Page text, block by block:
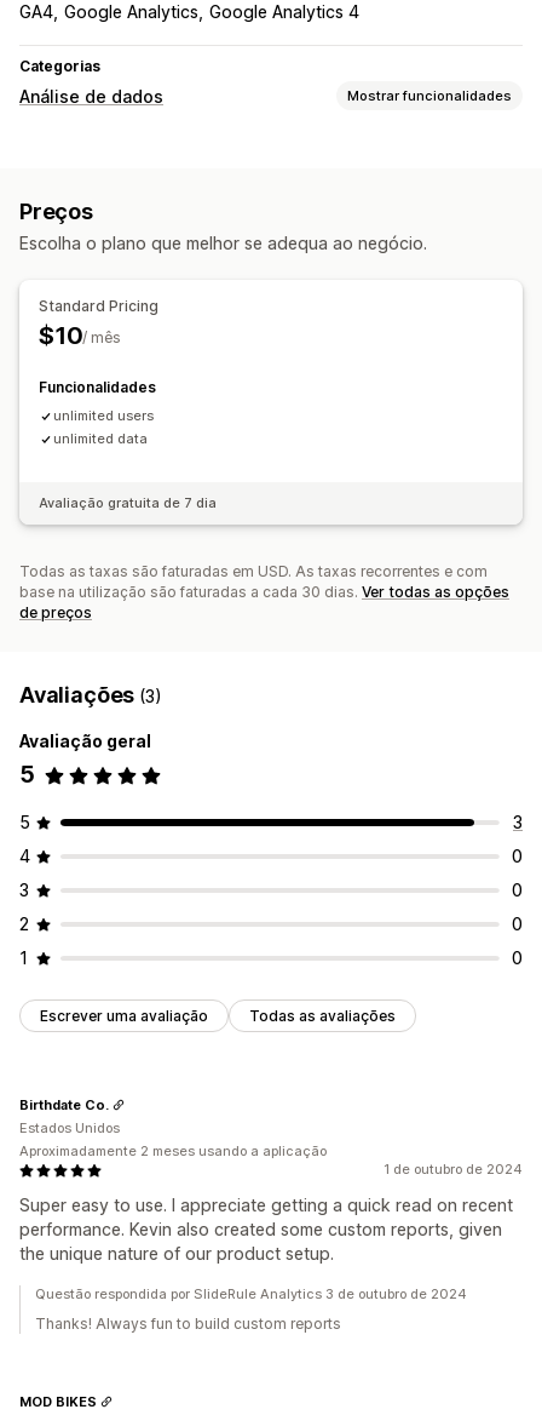
GA4 Google Analytics Google Analytics 4
Categorias
Análise de dados Mostrar funcionalidades
Marketing e vendas
Imagens e relatórios
Preços
Escolha o plano que melhor se adequa ao negócio.
Standard Pricing
$10/ mês
Funcionalidades
unlimited users
unlimited data
Avaliação gratuita de 7 dia
Todas as taxas são faturadas em USD. As taxas recorrentes e com
base na utilização são faturadas a cada 30 dias. Ver todas as opções
de preços
Avaliações (3)
Avaliação geral
5
5
3
4
0
3
0
2
0
1
0
Escrever uma avaliação Todas as avaliações
1 de outubro de 2024
Super easy to use. I appreciate getting a quick read on recent
performance. Kevin also created some custom reports, given
the unique nature of our product setup.
Birthdate Co.
Estados Unidos
Aproximadamente 2 meses usando a aplicação
Questão respondida por SlideRule Analytics 3 de outubro de 2024
Thanks! Always fun to build custom reports
MOD BIKES